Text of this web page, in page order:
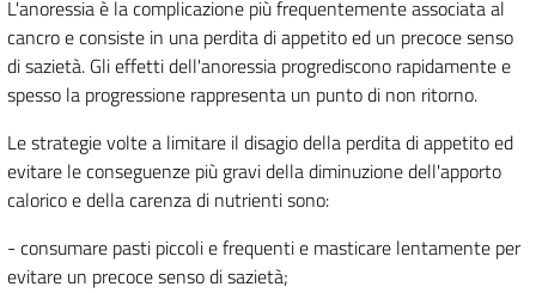
L'anoressia è la complicazione più frequentemente associata al
cancro e consiste in una perdita di appetito ed un precoce senso
di sazietà. Gli effetti dell'anoressia progrediscono rapidamente e
spesso la progressione rappresenta un punto di non ritorno.
Le strategie volte a limitare il disagio della perdita di appetito ed
evitare le conseguenze più gravi della diminuzione dell'apporto
calorico e della carenza di nutrienti sono:
- consumare pasti piccoli e frequenti e masticare lentamente per
evitare un precoce senso di sazietà;